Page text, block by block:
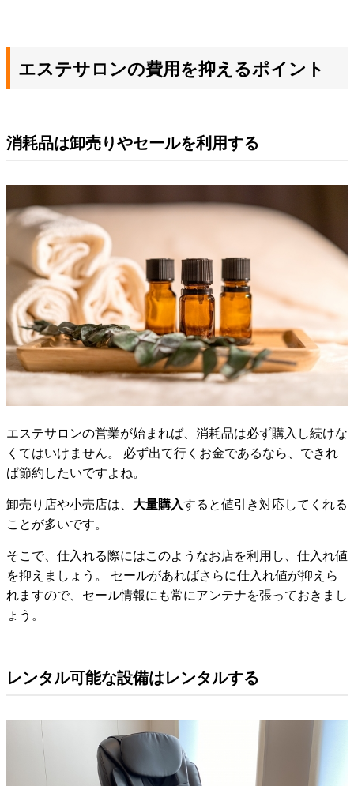
エステサロンの費用を抑えるポイント
消耗品は卸売りやセールを利用する
エステサロンの営業が始まれば、消耗品は必ず購入し続けな
くてはいけません。 必ず出て行くお金であるなら、できれ
ば節約したいですよね。
卸売り店や小売店は、 大量購入すると値引き対応してくれる
ことが多いです。
そこで、仕入れる際にはこのようなお店を利用し、仕入れ値
を抑えましょう。 セールがあればさらに仕入れ値が抑えら
れますので、セール情報にも常にアンテナを張っておきまし
ょう。
レンタル可能な設備はレンタルする